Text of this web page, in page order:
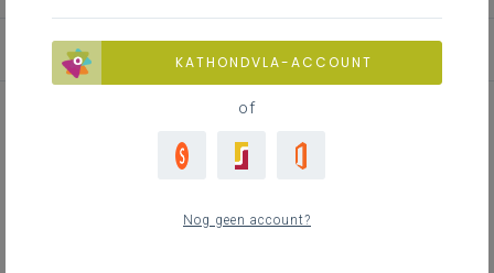
Aan de slag in je klas
KATHONDVLA-ACCOUNT
of
Nog geen account?